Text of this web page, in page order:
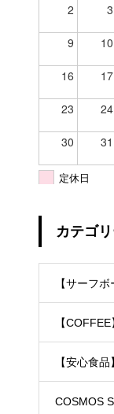
2 3
9 10
16 17
23 24
30 31
定休日
カテゴ
【サーフボ
【COFFEE
【安心食品】
COSMOS